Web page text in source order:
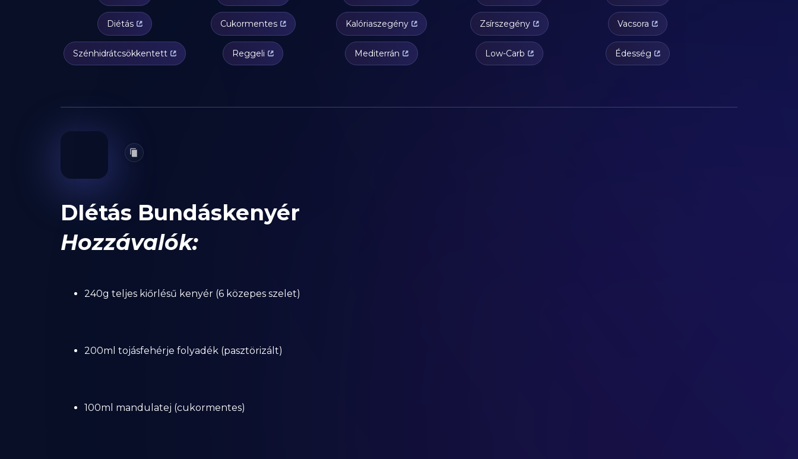
Diétás Cukormentes Kalóriaszegény Zsírszegény Vacsora
Szénhidrátcsökkentett Reggeli Mediterrán Low-Carb Édesség
DIétás Bundáskenyér
Hozzávalók:
240g teljes kiőrlésű kenyér (6 közepes szelet)
200ml tojásfehérje folyadék (pasztörizált)
100ml mandulatej (cukormentes)